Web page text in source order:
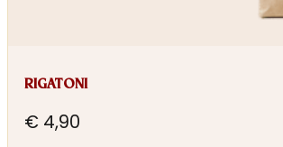
RIGATONI
€ 4,90